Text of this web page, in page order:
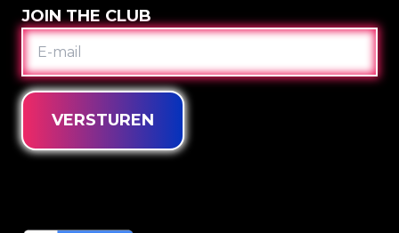
JOIN THE CLUB
E-
MAIL
VERSTUREN